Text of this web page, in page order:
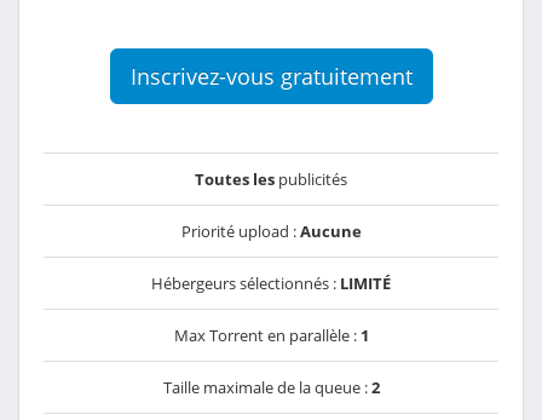
Inscrivez-vous gratuitement
Toutes les publicités
Priorité upload :Aucune
Hébergeurs sélectionnés : LIMITÉ
Max Torrent en parallèle : 1
Taille maximale de la queue :2